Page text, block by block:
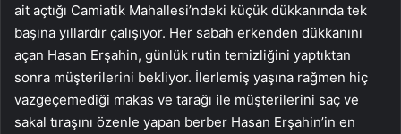
ait açtığı Camiatik Mahallesi’ndeki küçük dükkanında tek
başına yıllardır çalışıyor. Her sabah erkenden dükkanını
açan Hasan Erşahin, günlük rutin temizliğini yaptıktan
sonra müşterilerini bekliyor. İlerlemiş yaşına rağmen hiç
vazgeçemediği makas ve tarağı ile müşterilerini saç ve
sakal tıraşını özenle yapan berber Hasan Erşahin’in en